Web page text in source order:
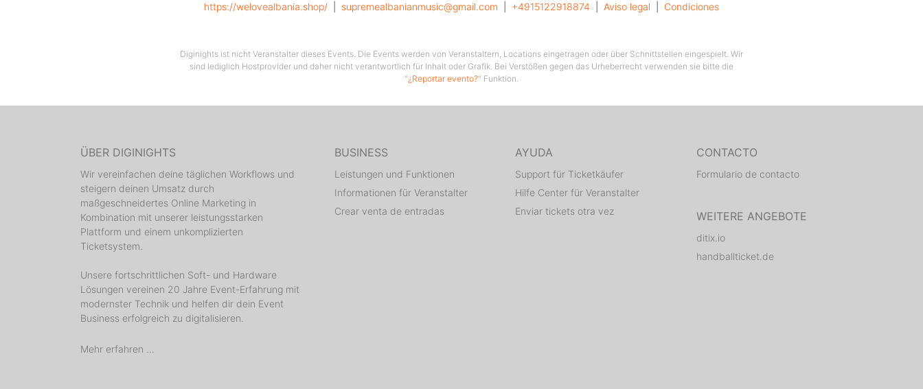
https://welovealbania.shop/
supremealbanianmusic@gmail.com +4915122918874 Aviso legal Condiciones
Diginights ist nicht Veranstalter dieses Events. Die Events werden von Veranstaltern, Locations eingetragen oder über Schnittstellen eingespielt. Wir
sind lediglich Hostprovider und daher nicht verantwortlich für Inhalt oder Grafik. Bei Verstößen gegen das Urheberrecht verwenden sie bitte die
"¿Reportar evento?" Funktion.
ÜBER DIGINIGHTS
Wir vereinfachen deine täglichen Workflows und
steigern deinen Umsatz durch
maßgeschneidertes Online Marketing in
Kombination mit unserer leistungsstarken
Plattform und einem unkomplizierten
Ticketsystem.
Unsere fortschrittlichen Soft- und Hardware
Lösungen vereinen 20 Jahre Event-Erfahrung mit
modernster Technik und helfen dir dein Event
Business erfolgreich zu digitalisieren.
Mehr erfahren ...
BUSINESS
Leistungen und Funktionen
Informationen für Veranstalter
Crear venta de entradas
AYUDA
Support für Ticketkäufer
Hilfe Center für Veranstalter
Enviar tickets otra vez
CONTACTO
Formulario de contacto
WEITERE ANGEBOTE
ditix.io
handballticket.de